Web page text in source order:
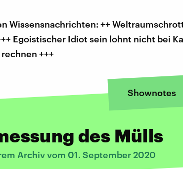
Wissensnachrichten: ++
Egoistischer Idiot sein lohnt nicht bei
+++
Shownotes
des Mülls
Archiv vom 01. September 2020